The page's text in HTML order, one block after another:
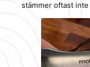
stämmer oftast